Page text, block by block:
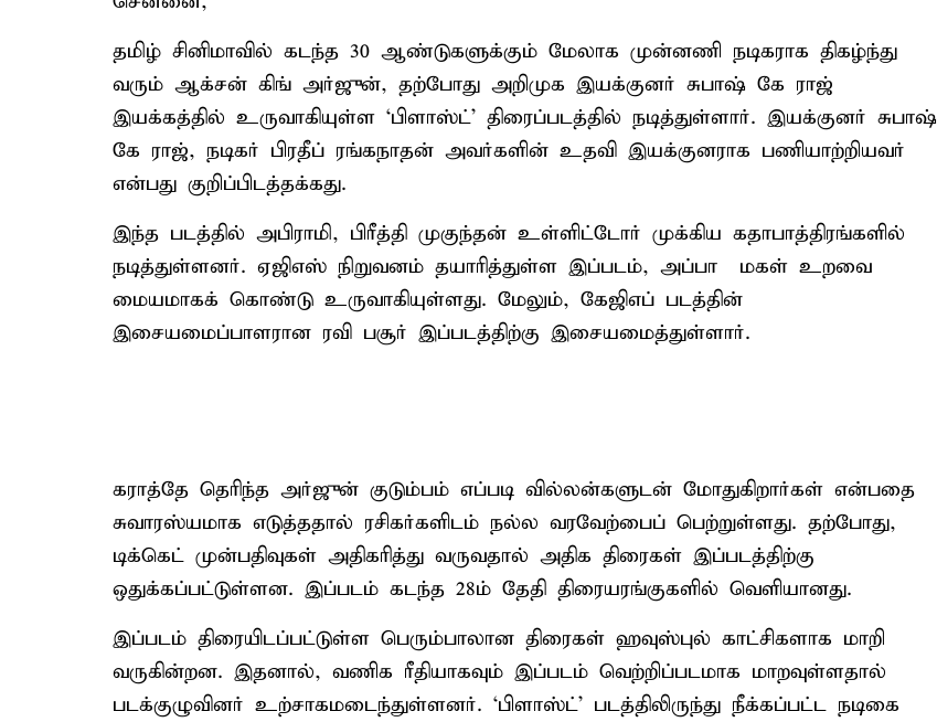
தமிழ் சினிமாவில் கடந்த 30 ஆண்டுகளுக்கும் மேலாக முன்னணி நடிகராக திகழ்ந்து
வரும் ஆக்சன் கிங் அர்ஜுன், தற்போது அறிமுக இயக்குனர் சுபாஷ் கே ராஜ்
இயக்கத்தில் உருவாகியுள்ள ‘பிளாஸ்ட்’ திரைப்படத்தில் நடித்துள்ளார். இயக்குனர் சுபாஷ்
கே ராஜ், நடிகர் பிரதீப் ரங்கநாதன் அவர்களின் உதவி இயக்குனராக பணியாற்றியவர்
என்பது குறிப்பிடத்தக்கது.
இந்த படத்தில் அபிராமி, பிரீத்தி முகுந்தன் உள்ளிட்டோர் முக்கிய கதாபாத்திரங்களில்
நடித்துள்ளனர். ஏஜிஎஸ் நிறுவனம் தயாரித்துள்ள இப்படம், அப்பா – மகள் உறவை
மையமாகக் கொண்டு உருவாகியுள்ளது. மேலும், கேஜிஎப் படத்தின்
இசையமைப்பாளரான ரவி பசூர் இப்படத்திற்கு இசையமைத்துள்ளார்.
கராத்தே தெரிந்த அர்ஜுன் குடும்பம் எப்படி வில்லன்களுடன் மோதுகிறார்கள் என்பதை
சுவாரஸ்யமாக எடுத்ததால் ரசிகர்களிடம் நல்ல வரவேற்பைப் பெற்றுள்ளது. தற்போது,
டிக்கெட் முன்பதிவுகள் அதிகரித்து வருவதால் அதிக திரைகள் இப்படத்திற்கு
ஒதுக்கப்பட்டுள்ளன. இப்படம் கடந்த 28ம் தேதி திரையரங்குகளில் வெளியானது.
இப்படம் திரையிடப்பட்டுள்ள பெரும்பாலான திரைகள் ஹவுஸ்புல் காட்சிகளாக மாறி
வருகின்றன. இதனால், வணிக ரீதியாகவும் இப்படம் வெற்றிப்படமாக மாறவுள்ளதால்
படக்குழுவினர் உற்சாகமடைந்துள்ளனர். ‘பிளாஸ்ட்’ படத்திலிருந்து நீக்கப்பட்ட நடிகை